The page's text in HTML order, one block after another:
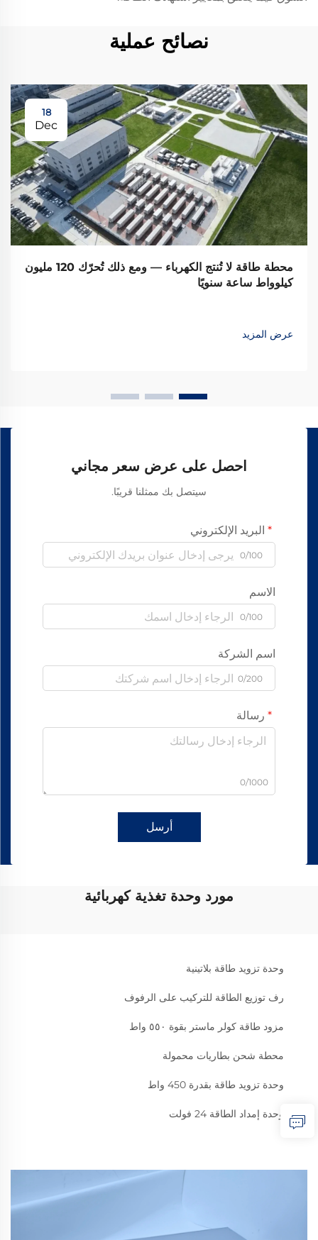
نصائح عملية
18
Dec
محطة طاقة لا تُنتج الكهرباء — ومع ذلك تُحرّك 120 مليون
كيلوواط ساعة سنويًا
عرض المزيد
احصل على عرض سعر مجاني
سيتصل بك ممثلنا قريبًا.
البريد الإلكتروني
0/100
الاسم
0/100
اسم الشركة
0/200
رسالة
0/1000
أرسل
مورد وحدة تغذية كهربائية
وحدة تزويد طاقة بلاتينية
رف توزيع الطاقة للتركيب على الرفوف
مزود طاقة كولر ماستر بقوة ٥٥٠ واط
محطة شحن بطاريات محمولة
وحدة تزويد طاقة بقدرة 450 واط
وحدة إمداد الطاقة 24 فولت